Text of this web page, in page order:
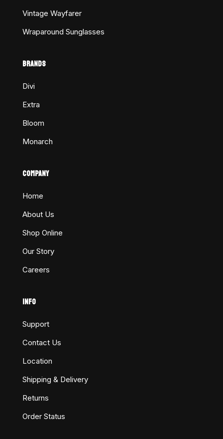
Vintage Wayfarer
Wraparound Sunglasses
BRANDS
Divi
Extra
Bloom
Monarch
COMPANY
Home
About Us
Shop Online
Our Story
Careers
INFO
Support
Contact Us
Location
Shipping & Delivery
Returns
Order Status